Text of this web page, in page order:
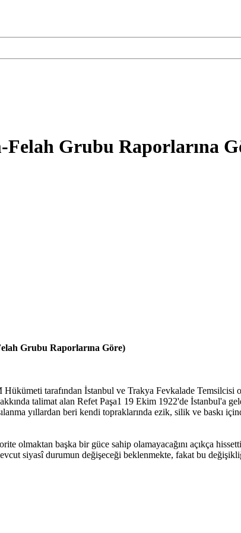
Felah Grubu Raporlarına
Grubu Raporlarına Göre)
tarafından İstanbul ve Trakya Fevkalade Temsilcisi
talimat alan Refet Paşa1 19 Ekim 1922'de İstanbul'a
yıllardan beri kendi topraklarında ezik, silik ve baskı
olmaktan başka bir güce sahip olamayacağını açıkça
siyasî durumun değişeceği beklenmekte, fakat bu